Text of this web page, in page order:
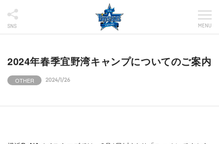
SNS MENU
2024年春季宜野湾キャンプについてのご案内
OTHER 2024/1/26